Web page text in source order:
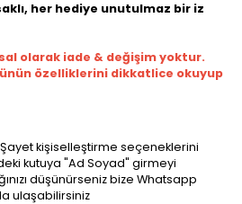
her hediye unutulmaz bir iz
olarak iade & değişim yoktur.
özelliklerini dikkatlice okuyup
kişiselleştirme seçeneklerini
kutuya "Ad Soyad" girmeyi
düşünürseniz bize Whatsapp
ulaşabilirsiniz